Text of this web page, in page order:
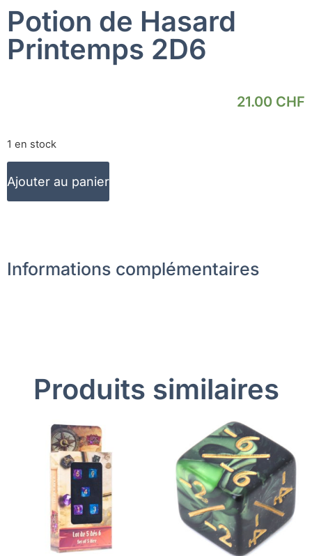
Potion de Hasard
Printemps 2D6
21.00 CHF
1 en stock
Ajouter au panier
Informations complémentaires
Produits similaires